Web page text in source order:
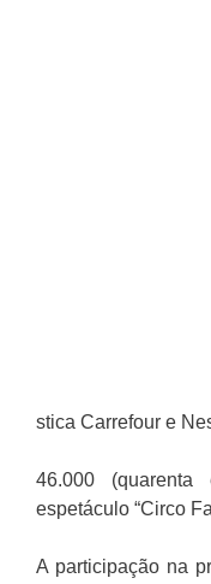
stica Carrefour e
46.000
espetáculo “Circo
A participação na